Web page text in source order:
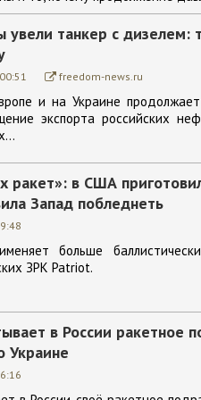
увели танкер с дизелем:
freedom-news.ru
и на Украине
экспорта российских
ракет»: в США
Запад побледнеть
больше
ЗРК Patriot.
в России ракетное
Украине